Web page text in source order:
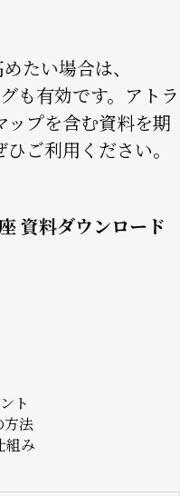
ト
法
組み
たい場合は、
も有効です。アトラ
ップを含む資料を期
ご利用ください。
資料ダウンロード